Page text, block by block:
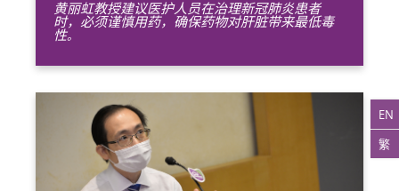
EN
繁
黄丽虹教授建议医护人员在治理新冠肺炎患者
时，必须谨慎用药，确保药物对肝脏带来最低毒
性。